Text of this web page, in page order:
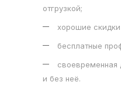
отгрузкой;
хорошие
бесплатные
своевременная
и без неё.